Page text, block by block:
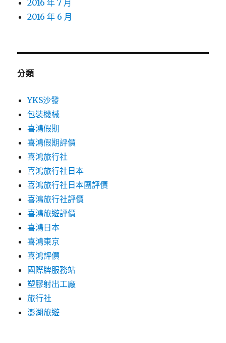
2016 年 7 月
2016 年 6 月
分類
YKS沙發
包裝機械
喜鴻假期
喜鴻假期評價
喜鴻旅行社
喜鴻旅行社日本
喜鴻旅行社日本團評價
喜鴻旅行社評價
喜鴻旅遊評價
喜鴻日本
喜鴻東京
喜鴻評價
國際牌服務站
塑膠射出工廠
旅行社
澎湖旅遊